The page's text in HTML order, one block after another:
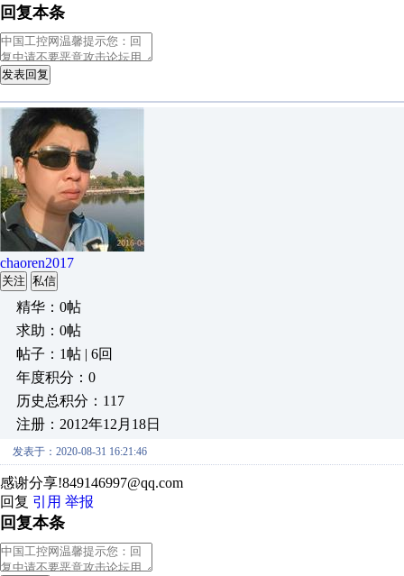
回复本条
发表回复
chaoren2017
关注 私信
精华：0帖
求助：0帖
帖子：1帖 | 6回
年度积分：0
历史总积分：117
注册：2012年12月18日
发表于：2020-08-31 16:21:46
感谢分享!849146997@qq.com
回复 引用 举报
回复本条